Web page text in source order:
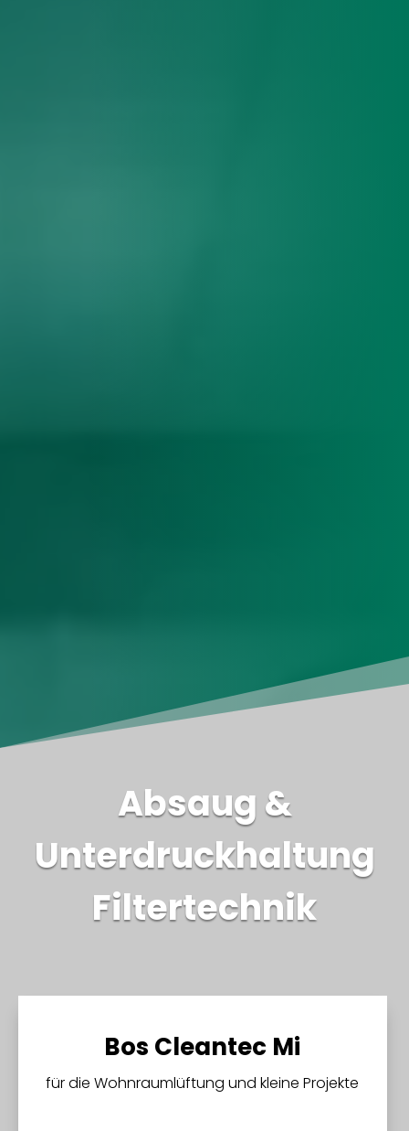
Absaug &
Unterdruckhaltung
Filtertechnik
Bos Cleantec Mi
für die Wohnraumlüftung und kleine Projekte